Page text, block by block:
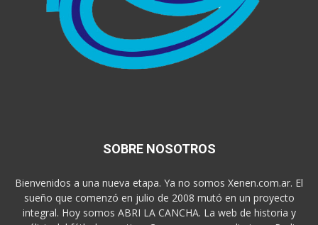
SOBRE NOSOTROS
Bienvenidos a una nueva etapa. Ya no somos Xenen.com.ar. El
sueño que comenzó en julio de 2008 mutó en un proyecto
integral. Hoy somos ABRI LA CANCHA. La web de historia y